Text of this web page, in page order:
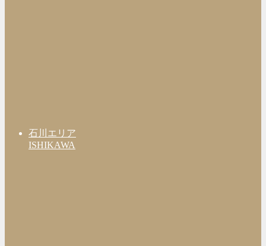
石川エリア
ISHIKAWA